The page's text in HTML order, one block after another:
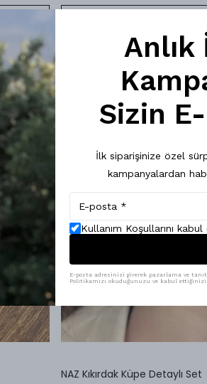
NAZ Kıkırdak Küpe Detaylı Set
Sizin
İlk siparişinize özel
kampanyalardan
Kullanım Koşullarını
E-posta adresinizi girerek pazarlama ve
Politikamızı okuduğunuzu ve kabul ettiğinizi